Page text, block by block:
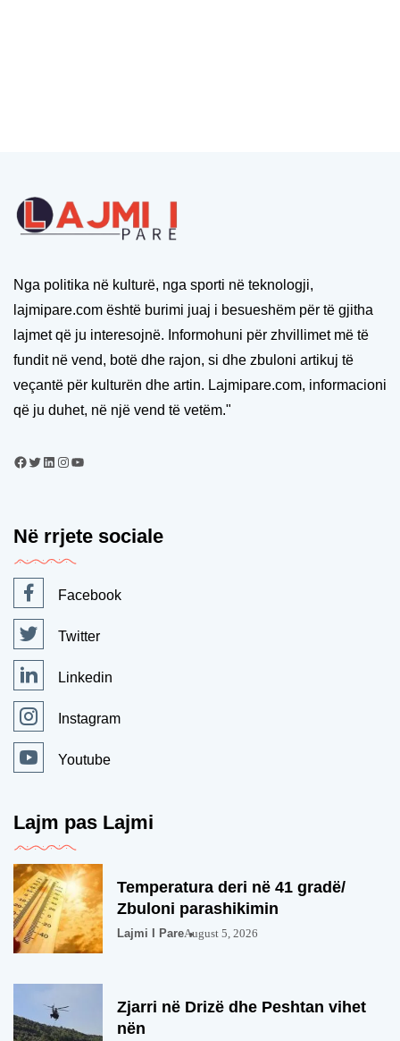
Nga politika në kulturë, nga sporti në teknologji,
lajmipare.com është burimi juaj i besueshëm për të gjitha
lajmet që ju interesojnë. Informohuni për zhvillimet më të
fundit në vend, botë dhe rajon, si dhe zbuloni artikuj të
veçantë për kulturën dhe artin. Lajmipare.com, informacioni
që ju duhet, në një vend të vetëm."
Në rrjete sociale
Facebook
Twitter
Linkedin
Instagram
Youtube
Lajm pas Lajmi
Temperatura deri në 41 gradë/
Zbuloni parashikimin
Lajmi I PareAugust 5, 2026
Zjarri në Drizë dhe Peshtan vihet
nën